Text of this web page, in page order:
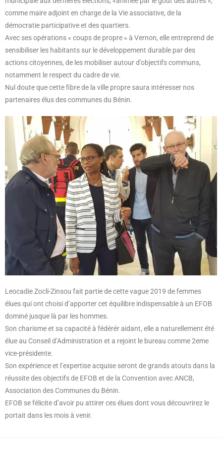
comme maire adjoint en charge de la Vie associative, de la
démocratie participative et des quartiers.
Avec ses opérations « coups de propre » à Vernon, elle entreprend de
sensibiliser les habitants sur le développement durable par des
actions citoyennes, de les mobiliser autour d’objectifs communs,
notamment le respect du cadre de vie.
Nul doute que cette fibre de la ville propre saura intéresser nos
partenaires élus des communes du Bénin.
Leocadie Zocli-Zinsou fait partie de cette vague 2019 de femmes
élues qui ont choisi d’apporter cet équilibre indispensable à un EFOB
dominé jusque là par les hommes.
Son charisme et sa capacité à fédérér aidant, elle a naturellement été
élue au Conseil d’Administration et a rejoint le bureau comme 2eme
vice-présidente.
Son expérience et l’expertise acquise seront de grands atouts dans la
réussite des objectifs de EFOB et de la Convention avec ANCB,
Association des Communes du Bénin.
EFOB se félicite d’avoir pu attirer ces élues dont vous découvrirez le
portait dans les mois à venir.